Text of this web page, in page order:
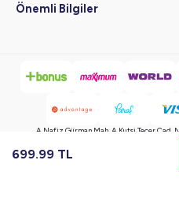
699.99 TL
Önemli Bilgiler
A.Nafiz Gürman Mah. A.Kutsi Tecer Cad.